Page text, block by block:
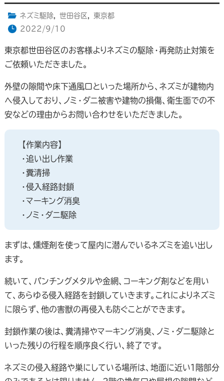
ネズミ駆除, 世田谷区 ,
東京都
2022/9/10
東京都世田谷区のお客様よりネズミの駆除・再発防止対策を
ご依頼いただきました。
外壁の隙間や床下通風口といった場所から、ネズミが建物内
へ侵入しており、ノミ・ダニ被害や建物の損傷、衛生面での不
安などの理由からお問い合わせをいただきました。
【作業内容】
・追い出し作業
・糞清掃
・侵入経路封鎖
・マーキング消臭
・ノミ・ダニ駆除
まずは、燻煙剤を使って屋内に潜んでいるネズミを追い出し
ます。
続いて、パンチングメタルや金網、コーキング剤などを用い
て、あらゆる侵入経路を封鎖していきます。これによりネズミ
に限らず、他の害獣の再侵入も防ぐことができます。
封鎖作業の後は、糞清掃やマーキング消臭、ノミ・ダニ駆除と
いった残りの行程を順序良く行い、終了です。
ネズミの侵入経路や巣にしている場所は、地面に近い１階部分